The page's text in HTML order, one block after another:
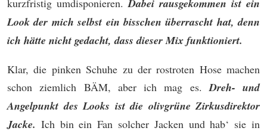
kurzfristig umdisponieren.Dabei rausgekommen ist ein
Look der mich selbst ein bisschen überrascht hat, denn
ich hätte nicht gedacht, dass dieser Mix funktioniert.
Klar, die pinken Schuhe zu der rostroten Hose machen
schon ziemlich BÄM, aber ich mag es.Dreh- und
Angelpunkt des Looks ist die olivgrüne Zirkusdirektor
Jacke. Ich bin ein Fan solcher Jacken und hab‘ sie in